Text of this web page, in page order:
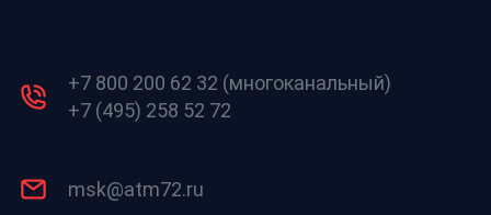
+7 800 200 62 32 (многоканальный)
+7 (495) 258 52 72
msk@atm72.ru